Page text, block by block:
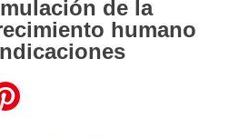
de la
humano